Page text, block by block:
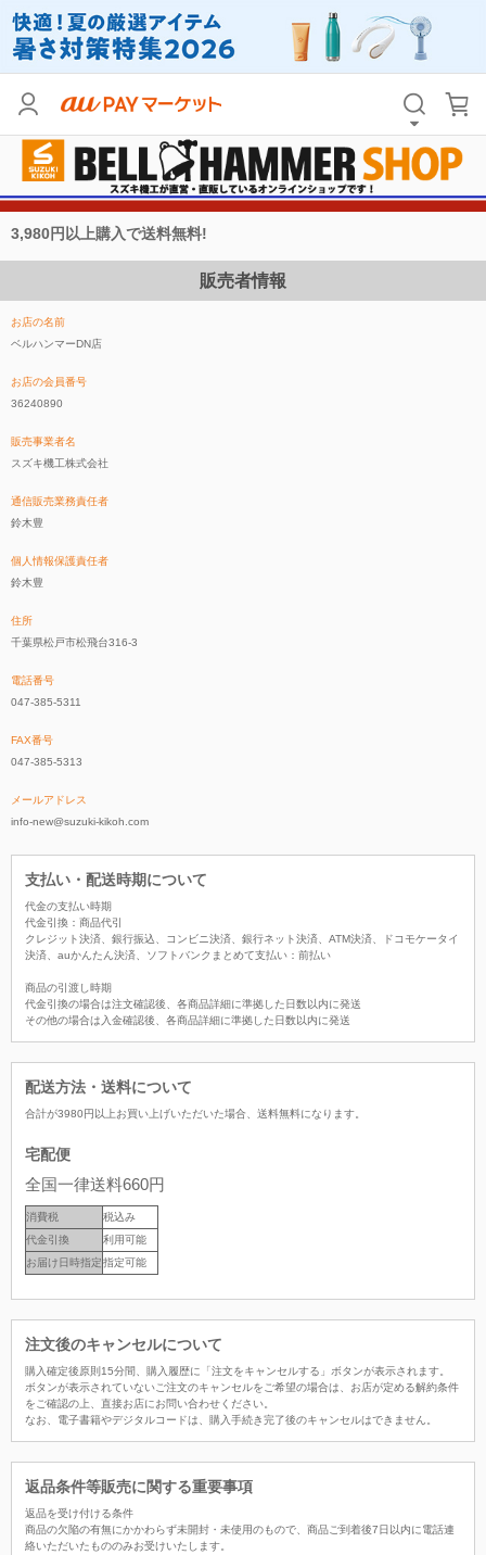
3,980円以上購入で送料無料!
販売者情報
お店の名前
ベルハンマーDN店
お店の会員番号
36240890
販売事業者名
スズキ機工株式会社
通信販売業務責任者
鈴木豊
個人情報保護責任者
鈴木豊
住所
千葉県松戸市松飛台316-3
電話番号
047-385-5311
FAX番号
047-385-5313
メールアドレス
info-new@suzuki-kikoh.com
支払い・配送時期について
代金の支払い時期
代金引換：商品代引
クレジット決済、銀行振込、コンビニ決済、銀行ネット決済、ATM決済、ドコモケータイ
決済、auかんたん決済、ソフトバンクまとめて支払い：前払い
商品の引渡し時期
代金引換の場合は注文確認後、各商品詳細に準拠した日数以内に発送
その他の場合は入金確認後、各商品詳細に準拠した日数以内に発送
配送方法・送料について
合計が3980円以上お買い上げいただいた場合、 送料無料になります。
宅配便
全国一律送料660円
消費税
税込み
代金引換
利用可能
お届け日時指定指定可能
注文後のキャンセルについて
購入確定後原則15分間、購入履歴に「注文をキャンセルする」ボタンが表示されます。
ボタンが表示されていないご注文のキャンセルをご希望の場合は、お店が定める解約条件
をご確認の上、直接お店にお問い合わせください。
なお、電子書籍やデジタルコードは、購入手続き完了後のキャンセルはできません。
返品条件等販売に関する重要事項
返品を受け付ける条件
商品の欠陥の有無にかかわらず未開封・未使用のもので、商品ご到着後7日以内に電話連
絡いただいたもののみお受けいたします。